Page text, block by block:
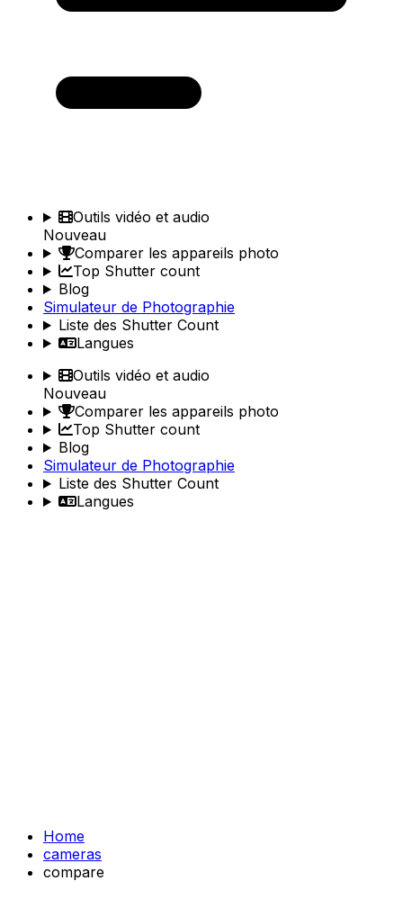
Outils vidéo et audio
Nouveau
Comparer les appareils photo
Top Shutter count
Blog
Simulateur de Photographie
Liste des Shutter Count
Langues
Outils vidéo et audio
Nouveau
Comparer les appareils photo
Top Shutter count
Blog
Simulateur de Photographie
Liste des Shutter Count
Langues
Home
cameras
compare